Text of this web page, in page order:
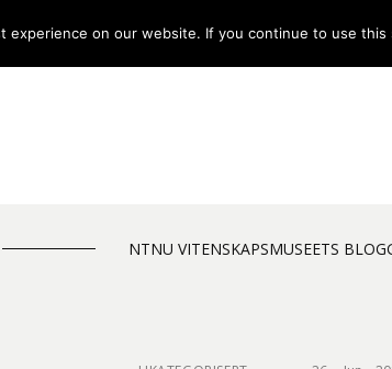
NTNU VITENSKAPSMUSEETS
on our website. If you continue to use